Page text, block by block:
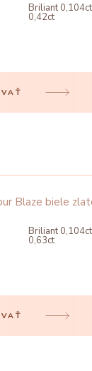
Briliant
0,42ct
Blaze biele
Briliant
0,63ct